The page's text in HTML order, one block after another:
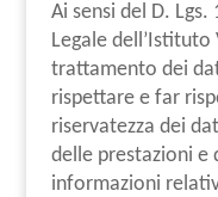
Ai sensi del D.
Legale dell’Istituto
trattamento dei
rispettare e far
riservatezza dei
delle prestazioni e
informazioni